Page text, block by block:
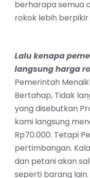
berharapa semua
rokok lebih berpikir
Lalu kenapa
langsung harga
Pemerintah
Bertahap, Tidak
yang disebutkan
kami langsung
Rp70.000. Tetapi
pertimbangan.
dan petani akan
seperti barang